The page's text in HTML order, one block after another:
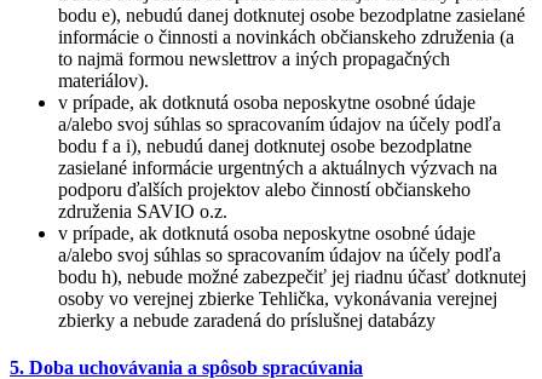
bodu e), nebudú danej dotknutej osobe bezodplatne zasielané
informácie o činnosti a novinkách občianskeho združenia (a
to najmä formou newslettrov a iných propagačných
materiálov).
v prípade, ak dotknutá osoba neposkytne osobné údaje
a/alebo svoj súhlas so spracovaním údajov na účely podľa
bodu f a i), nebudú danej dotknutej osobe bezodplatne
zasielané informácie urgentných a aktuálnych výzvach na
podporu ďalších projektov alebo činností občianskeho
združenia SAVIO o.z.
v prípade, ak dotknutá osoba neposkytne osobné údaje
a/alebo svoj súhlas so spracovaním údajov na účely podľa
bodu h), nebude možné zabezpečiť jej riadnu účasť dotknutej
osoby vo verejnej zbierke Tehlička, vykonávania verejnej
zbierky a nebude zaradená do príslušnej databázy
5. Doba uchovávania a spôsob spracúvania